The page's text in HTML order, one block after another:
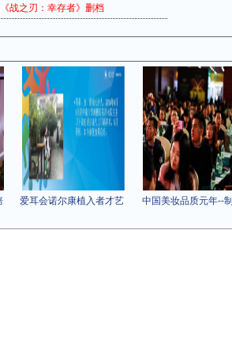
战之刃：幸存者》删档
爱耳会诺尔康植入者才艺 中国美妆品质元年--